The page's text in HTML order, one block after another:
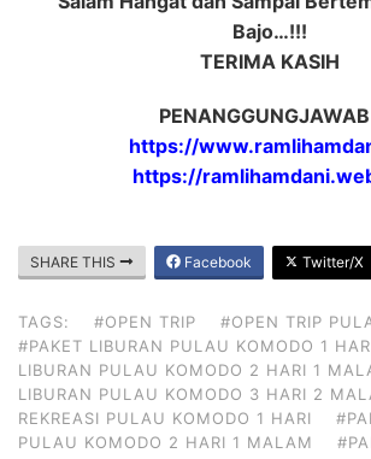
Bajo…!!!
TERIMA KASIH
https://
https://
SHARE THIS Facebook Twitter/X
TAGS: #OPEN TRIP
#OPEN TRIP
#PAKET LIBURAN PULAU KOMODO 1
LIBURAN PULAU KOMODO 2 HARI 1
LIBURAN PULAU KOMODO 3 HARI 2
REKREASI PULAU KOMODO 1 HARI
PULAU KOMODO 2 HARI 1 MALAM